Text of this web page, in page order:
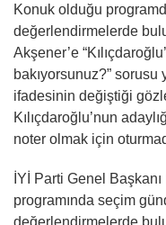
Konuk olduğu
değerlendirmelerde
Akşener’e
bakıyorsunuz?”
ifadesinin değiştiği
Kılıçdaroğlu’nun
noter olmak için
İYİ Parti Genel
programında seçim
değerlendirmelerde